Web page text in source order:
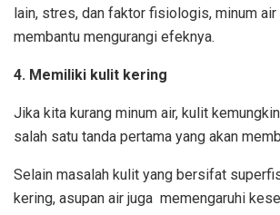
lain, stres, dan faktor fisiologis, minum
membantu mengurangi efeknya.
4. Memiliki kulit kering
Jika kita kurang minum air, kulit
salah satu tanda pertama yang akan
Selain masalah kulit yang bersifat
kering, asupan air juga memengaruhi